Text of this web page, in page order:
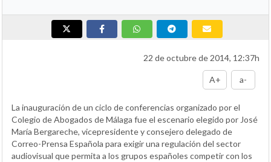
22 de octubre de 2014, 12:37h
A+ a-
La inauguración de un ciclo de conferencias organizado por el
Colegio de Abogados de Málaga fue el escenario elegido por José
María Bergareche, vicepresidente y consejero delegado de
Correo-Prensa Española para exigir una regulación del sector
audiovisual que permita a los grupos españoles competir con los